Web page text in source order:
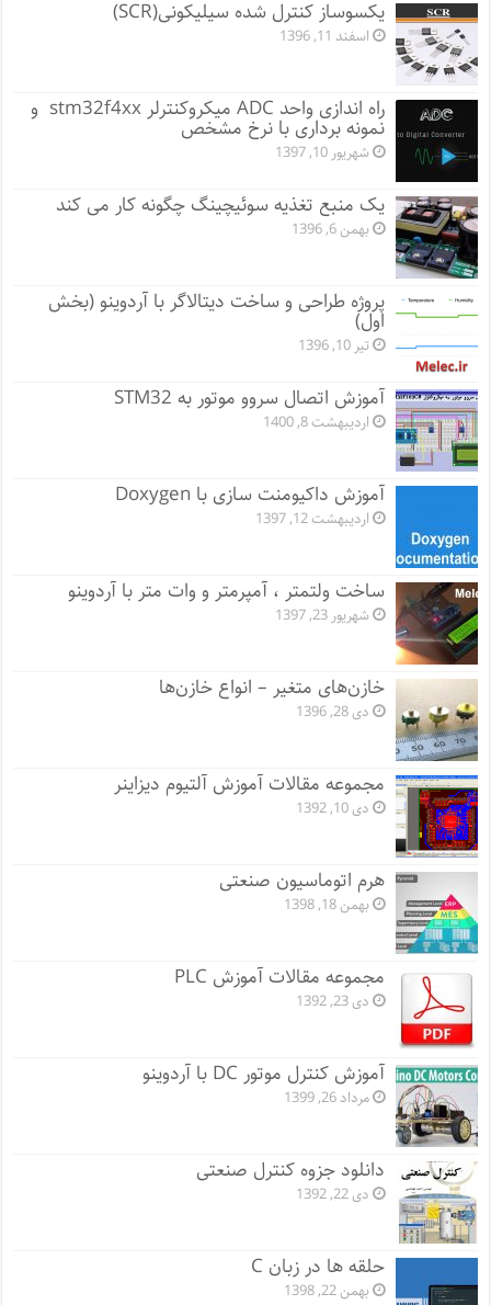
یکسوساز کنترل شده سیلیکونی(SCR)
اسفند 11, 1396
راه اندازی واحد ADC میکروکنترلر stm32f4xx و
نمونه برداری با نرخ مشخص
شهریور 10, 1397
یک منبع تغذیه سوئیچینگ چگونه کار می کند
بهمن 6, 1396
پروژه طراحی و ساخت دیتالاگر با آردوینو (بخش
اول)
تیر 10, 1396
آموزش اتصال سروو موتور به STM32
اردیبهشت 8, 1400
آموزش داکیومنت سازی با Doxygen
اردیبهشت 12, 1397
ساخت ولتمتر ، آمپرمتر و وات متر با آردوینو
شهریور 23, 1397
خازن‌های متغیر – انواع خازن‌ها
دی 28, 1396
مجموعه مقالات آموزش آلتیوم دیزاینر
دی 10, 1392
هرم اتوماسیون صنعتی
بهمن 18, 1398
مجموعه مقالات آموزش PLC
دی 23, 1392
آموزش کنترل موتور DC با آردوینو
مرداد 26, 1399
دانلود جزوه کنترل صنعتی
دی 22, 1392
حلقه ها در زبان C
بهمن 22, 1398